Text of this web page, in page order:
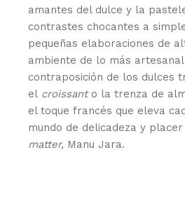
amantes del dulce y la
contrastes chocantes a
pequeñas elaboraciones de
ambiente de lo más
contraposición de los dulces
el croissant o la trenza de
el toque francés que eleva
mundo de delicadeza y placer
matter, Manu Jara.